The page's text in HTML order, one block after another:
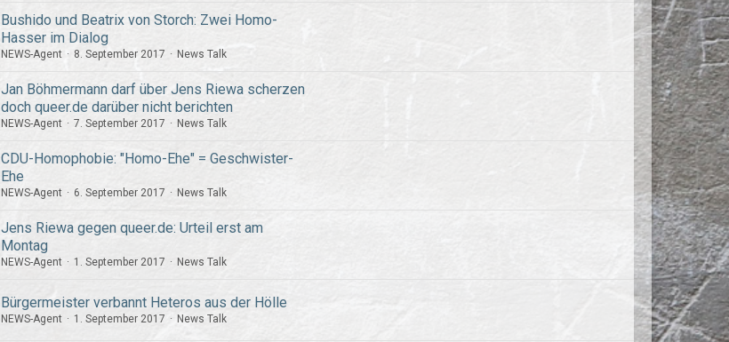
Bushido und Beatrix von Storch: Zwei Homo-
Hasser im Dialog
NEWS-Agent 8. September 2017 News Talk
Jan Böhmermann darf über Jens Riewa scherzen 
doch queer.de darüber nicht berichten
NEWS-Agent 7. September 2017 News Talk
CDU-Homophobie: "Homo-Ehe" = Geschwister-
Ehe
NEWS-Agent 6. September 2017 News Talk
Jens Riewa gegen queer.de: Urteil erst am
Montag
NEWS-Agent 1. September 2017 News Talk
Bürgermeister verbannt Heteros aus der Hölle
NEWS-Agent 1. September 2017 News Talk